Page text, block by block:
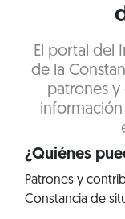
El portal del
de la
patrones
¿Quiénes
Patrones y
Constancia de